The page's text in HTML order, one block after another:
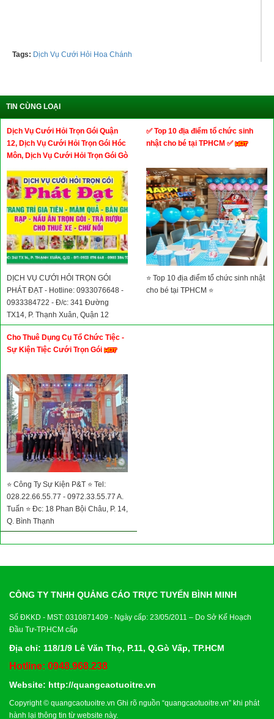
Tags: Dịch Vụ Cưới Hỏi Hoa Chánh
TIN CÙNG LOẠI
Dịch Vụ Cưới Hỏi Trọn Gói Quận
12, Dịch Vụ Cưới Hỏi Trọn Gói Hóc
Môn, Dịch Vụ Cưới Hỏi Trọn Gói Gò
Vấp
DỊCH VỤ CƯỚI HỎI TRỌN GÓI
PHÁT ĐẠT - Hotline: 0933076648 -
0933384722 - Đ/c: 341 Đường
TX14, P. Thạnh Xuân, Quận 12
✅ Top 10 địa điểm tổ chức sinh
nhật cho bé tại TPHCM ✅
⭐ Top 10 địa điểm tổ chức sinh nhật
cho bé tại TPHCM ⭐
Cho Thuê Dụng Cụ Tổ Chức Tiệc -
Sự Kiện Tiệc Cưới Trọn Gói
⭐ Công Ty Sự Kiện P&T ⭐ Tel:
028.22.66.55.77 - 0972.33.55.77 A.
Tuấn ⭐ Đc: 18 Phan Bội Châu, P. 14,
Q. Bình Thạnh
CÔNG TY TNHH QUẢNG CÁO TRỰC TUYẾN BÌNH MINH
Số ĐKKD - MST: 0310871409 - Ngày cấp: 23/05/2011 – Do Sở Kế Hoạch
Đầu Tư-TP.HCM cấp
Địa chỉ: 118/1/9 Lê Văn Thọ, P.11, Q.Gò Vấp, TP.HCM
Hotline: 0948.968.238
Website: http://quangcaotuoitre.vn
Copyright © quangcaotuoitre.vn Ghi rõ nguồn “quangcaotuoitre.vn” khi phát
hành lại thông tin từ website này.